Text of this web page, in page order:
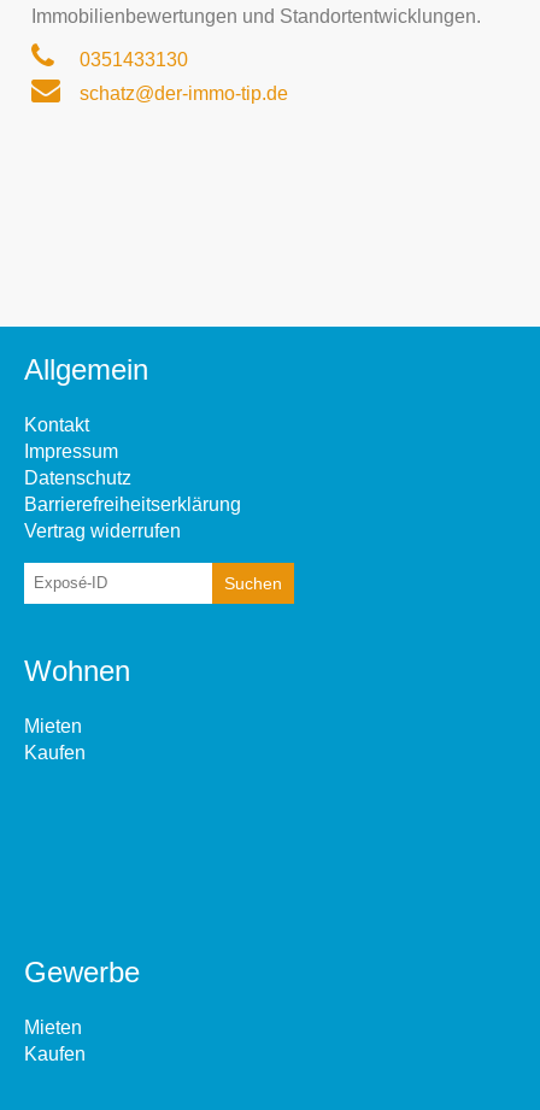
Immobilienbewertungen und Standortentwicklungen.
0351433130
schatz@der-immo-tip.de
Allgemein
Kontakt
Impressum
Datenschutz
Barrierefreiheitserklärung
Vertrag widerrufen
Wohnen
Mieten
Kaufen
Gewerbe
Mieten
Kaufen